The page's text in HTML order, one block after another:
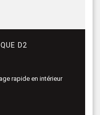
D2
rapide en intérieur